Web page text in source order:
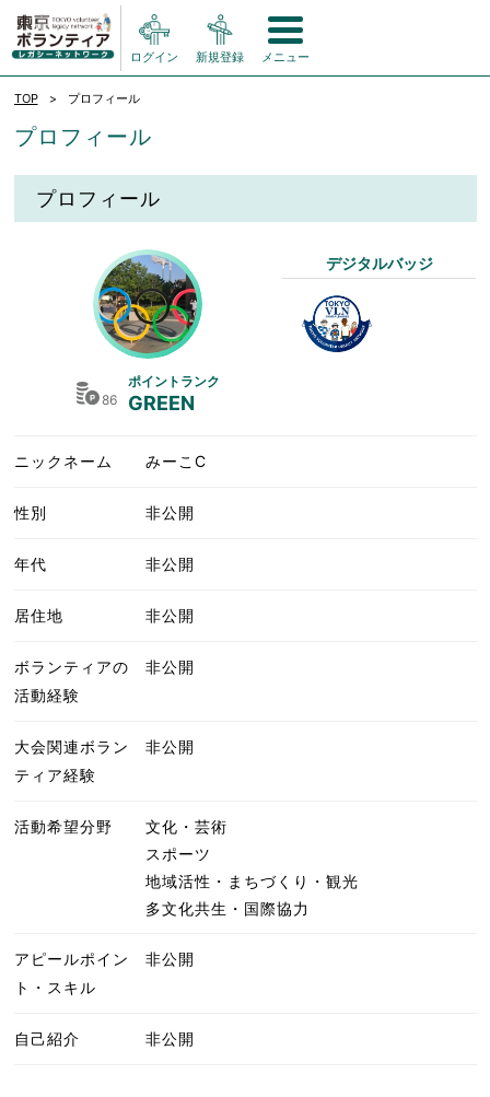
ログイン 新規登録 メニュー
TOP プロフィール
プロフィール
プロフィール
86
ポイントランク
GREEN
デジタルバッジ
ニックネーム みーこC
性別 非公開
年代 非公開
居住地 非公開
ボランティアの
活動経験
非公開
大会関連ボラン
ティア経験
非公開
活動希望分野
文化・芸術
スポーツ
地域活性・まちづくり・観光
多文化共生・国際協力
アピールポイン
ト・スキル
非公開
自己紹介 非公開